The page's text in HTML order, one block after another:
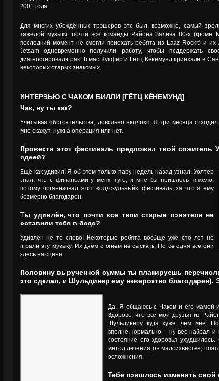
2001 года.
Для многих убеждённых трэшеров это был, возможно, самый
тяжелой музыки: почти все команды Района Залива 80-х (кроме
последний момент не смогли приехать ребята из Laaz Rockit) и их
Jetsam одновременно получили работу, чтобы поддержать
диагностировали рак. Томас Купфер и Гётц Кёнемунд приехали в
некоторых старых знакомых.
ИНТЕРВЬЮ С ЧАКОМ БИЛЛИ [ГЁТЦ КЁНЕМУНД]
Чак, ну ты как?
Учитывая обстоятельства, довольно неплохо. Я три месяца
мне скажут, нужна операция или нет.
Провести этот фестиваль предложил твой сожитель
идеей?
Ещё как удивил! Я об этом только пару недель назад узнал. Уолтер
знал, что с финансами у меня туго, и мне бы пришлось тяжело,
потому организовал этот «олдскульный» фестиваль, за что я ему
безмерно благодарен.
Ты удивлён, что почти все твои старые приятели не
оставили тебя в беде?
Удивлён не то слово! Некоторые ребята вообще уже сто лет не
играли эту музыку. Их днём с огнём не сыскать. Но сегодня все они
здесь на сцене.
Половину вырученной суммы ты планируешь
это сделал, и Шульдинер ему невероятно благодарен).
Да. Я общаюсь с Чаком и его мамой
Здорово, что все мои друзья из
Шульдинеру куда хуже, чем мне.
вполне нормально – ну вес набрал и
состояние его здоровья
метод лечения, он малоизвестен,
осложнения.
Тебе пришлось изменить свой